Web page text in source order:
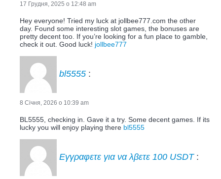
17 Грудня, 2025 о 12:48 am
Hey everyone! Tried my luck at jollbee777.com the other
day. Found some interesting slot games, the bonuses are
pretty decent too. If you’re looking for a fun place to gamble,
check it out. Good luck! jollbee777
bl5555 :
8 Січня, 2026 о 10:39 am
BL5555, checking in. Gave it a try. Some decent games. If its
lucky you will enjoy playing there bl5555
Εγγραφετε για να λβετε 100 USDT :